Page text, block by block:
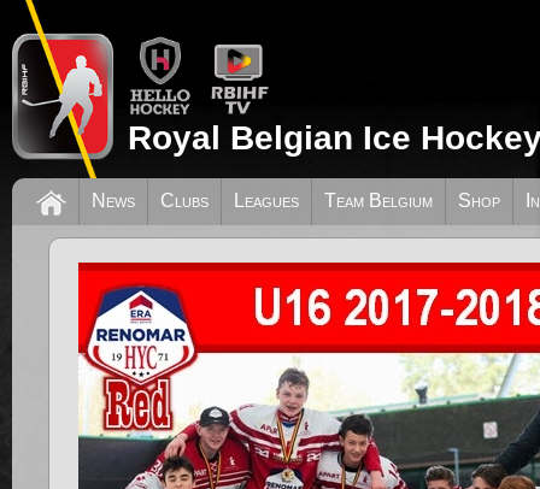
Royal Belgian Ice
News Clubs Leagues Team Belgium Shop